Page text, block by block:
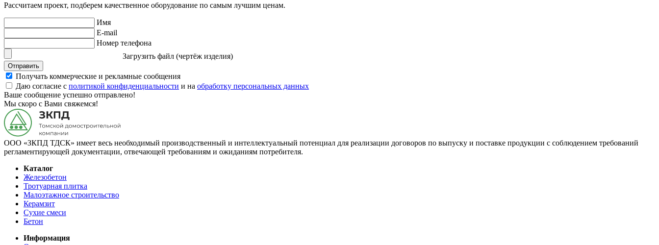
Рассчитаем проект, подберем качественное оборудование по самым лучшим ценам.
Имя
E-mail
Номер телефона
Загрузить файл (чертёж изделия)
Отправить
Получать коммерческие и рекламные сообщения
Даю согласие с политикой конфиденциальности и на обработку персональных данных
Ваше сообщение успешно отправлено!
Мы скоро с Вами свяжемся!
ООО «ЗКПД ТДСК» имеет весь необходимый производственный и интеллектуальный потенциал для реализации договоров по выпуску и поставке продукции с соблюдением требований
регламентирующей документации, отвечающей требованиям и ожиданиям потребителя.
Каталог
Железобетон
Тротуарная плитка
Малоэтажное строительство
Керамзит
Сухие смеси
Бетон
Информация